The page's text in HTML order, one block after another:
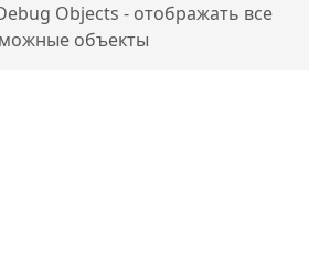
Objects - отображать все
объекты